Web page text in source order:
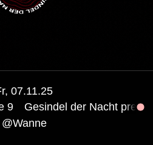
07.11.25
Nacht pres. GDN x DUR
@Wanne